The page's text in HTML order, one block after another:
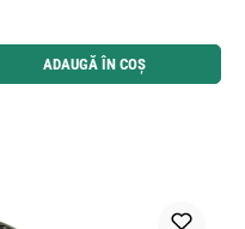
butoanele pentru a mări sau micșora
ADAUGĂ ÎN COȘ